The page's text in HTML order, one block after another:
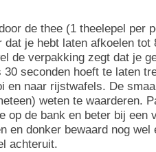
de thee (1 theelepel per
je hebt laten afkoelen tot
de verpakking zegt dat je
seconden hoeft te laten
en naar rijstwafels. De
weten te waarderen.
op de bank en beter bij een
en donker bewaard nog wel
achteruit.